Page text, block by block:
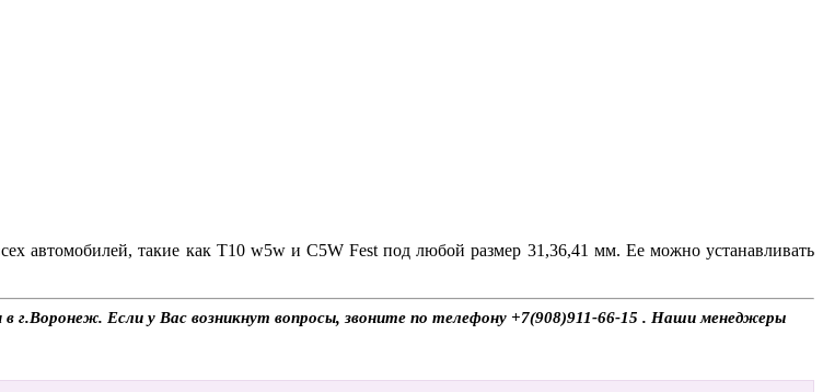
автомобилей, такие как Т10 w5w и С5W Fest под любой размер 31,36,41 мм. Ее можно устанавливать
г.Воронеж. Если у Вас возникнут вопросы, звоните по телефону +7(908)911-66-15 . Наши менеджеры